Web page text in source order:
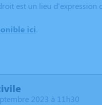
est un lieu d'expression
ici.
2023 à 11h30